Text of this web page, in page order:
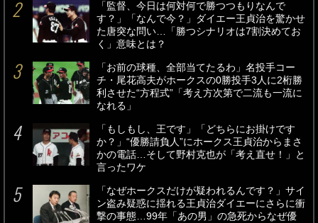
「監督、今日は何対何で勝つつもりなんで
す？」「なんで今？」ダイエー王貞治を驚かせ
た唐突な問い…「勝つシナリオは7割決めてお
く」意味とは？
「お前の球種、全部当てたるわ」名投手コー
チ・尾花高夫がホークスの0勝投手3人に2桁勝
利させた“方程式”「考え方次第で二流も一流に
なれる」
「もしもし、王です」「どちらにお掛けです
か？」“優勝請負人”にホークス王貞治からまさ
かの電話…そして野村克也が「考え直せ！」と
言ったワケ
「なぜホークスだけが疑われるんです？」サイ
ン盗み疑惑に揺れる王貞治ダイエーにさらに衝
撃の事態…99年「あの男」の急死からなぜ優